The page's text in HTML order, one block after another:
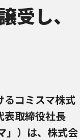
受し、
るコミスマ株式
表取締役社長
」）は、株式会